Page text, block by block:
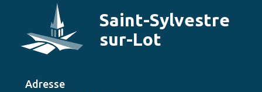
Saint-Sylvestre
sur-Lot
Adresse